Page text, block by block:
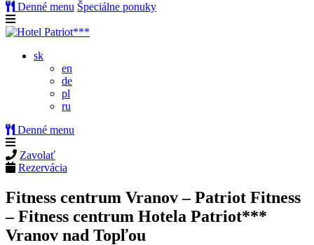
Denné menu Špeciálne ponuky
sk
en
de
pl
ru
Denné menu
Zavolať
Rezervácia
Fitness centrum Vranov – Patriot Fitness
– Fitness centrum Hotela Patriot***
Vranov nad Topľou